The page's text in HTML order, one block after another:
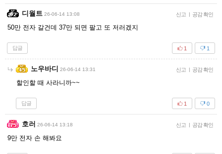
디월트 26-06-14 13:08 신고 | 공감 확인
50만 전자 갈건데 37만 되면 팔고 또 저러겠지
답글 1
1
노우바디 26-06-14 13:31 신고 | 공감 확인
할인할 때 사라니까~~
답글 0
1
호러 26-06-14 13:18 신고 | 공감 확인
9만 전자 손 해봐요